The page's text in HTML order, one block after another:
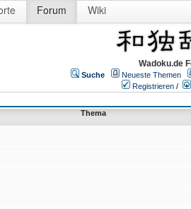
Forum Wiki
Wadoku.de
Suche Neueste Themen
Registrieren /
Thema